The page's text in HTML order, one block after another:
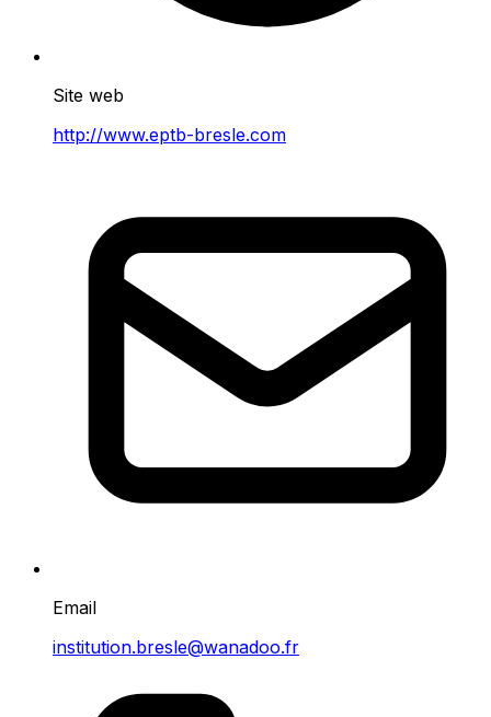
Site web
http://www.eptb-bresle.com
Email
institution.bresle@wanadoo.fr